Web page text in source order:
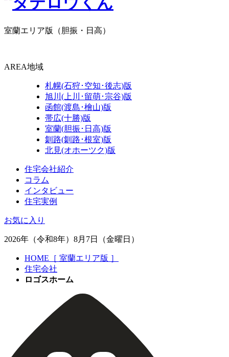
室蘭エリア版 （胆振・日高）
AREA地域
札幌(石狩･空知･後志)版
旭川(上川･留萌･宗谷)版
函館(渡島･檜山)版
帯広(十勝)版
室蘭(胆振･日高)版
釧路(釧路･根室)版
北見(オホーツク)版
住宅会社紹介
コラム
インタビュー
住宅実例
お気に入り
2026年（令和8年）8月7日（金曜日）
HOME［ 室蘭エリア版 ］
住宅会社
ロゴスホーム